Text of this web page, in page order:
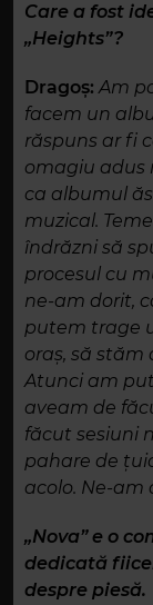
Care a fost
„Heights”?
Dragoș: Am
facem un
răspuns ar fi
omagiu adus
ca albumul
muzical.
îndrăzni să
procesul cu
ne-am dorit,
putem trage
oraș, să stăm
Atunci am
aveam de
făcut sesiuni
pahare de
acolo. Ne-am
„Nova” e o
dedicată
despre piesă.